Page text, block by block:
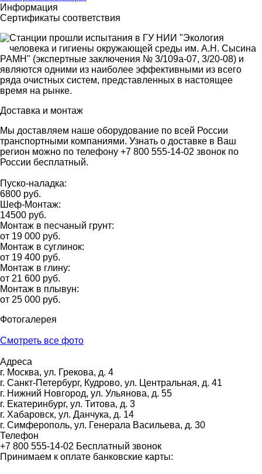
Информация
Сертификаты соответствия
Станции прошли испытания в ГУ НИИ "Экология
человека и гигиены окружающей среды им. А.Н. Сыcина
РАМН" (экспертные заключения № 3/109а-07, 3/20-08) и
являются одними из наиболее эффективными из всего
ряда очистных систем, представленных в настоящее
время на рынке.
Доставка и монтаж
Мы доставляем наше оборудование по всей России
транспортными компаниями. Узнать о доставке в Ваш
регион можно по телефону +7 800 555-14-02 звонок по
России бесплатный.
Пуско-наладка:
6800 руб.
Шеф-Монтаж:
14500 руб.
Монтаж в песчаный грунт:
от 19 000 руб.
Монтаж в суглинок:
от 19 400 руб.
Монтаж в глину:
от 21 600 руб.
Монтаж в плывун:
от 25 000 руб.
Фотогалерея
Смотреть все фото
Адресa
г. Москва, ул. Грекова, д. 4
г. Cанкт-Петербург, Кудрово, ул. Центральная, д. 41
г. Нижний Новгород, ул. Ульянова, д. 55
г. Екатеринбург, ул. Титова, д. 3
г. Хабаровск, ул. Данчука, д. 14
г. Симферополь, ул. Генерала Васильева, д. 30
Телефон
+7 800 555-14-02 Бесплатный звонок
Принимаем к оплате банковские карты: